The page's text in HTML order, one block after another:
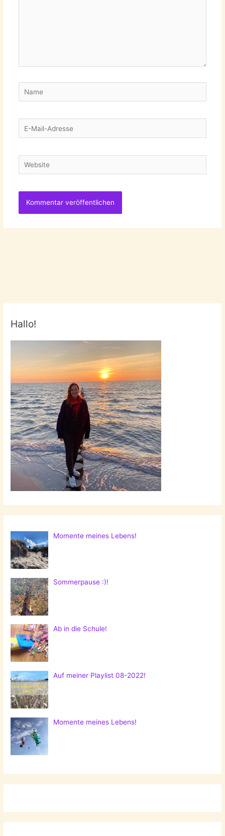
Name
E-
Mail-
Website
Hallo!
Momente meines Lebens!
Sommerpause :)!
Ab in die Schule!
Auf meiner Playlist 08-2022!
Momente meines Lebens!